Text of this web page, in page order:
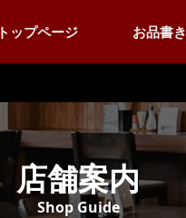
トップページ お品書き
店舗案内
Shop Guide